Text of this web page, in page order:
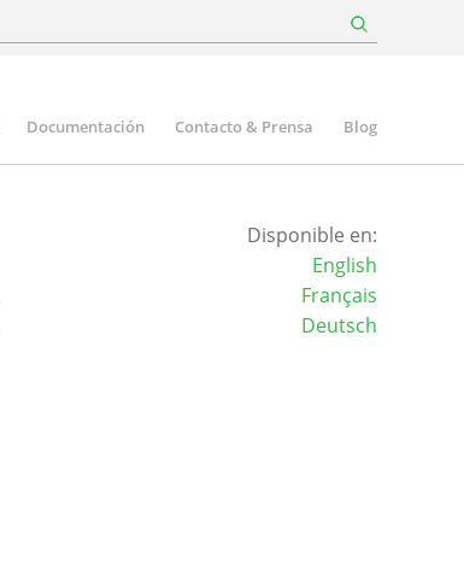
Documentación Contacto & Prensa Blog
Disponible en:
English
Français
Deutsch